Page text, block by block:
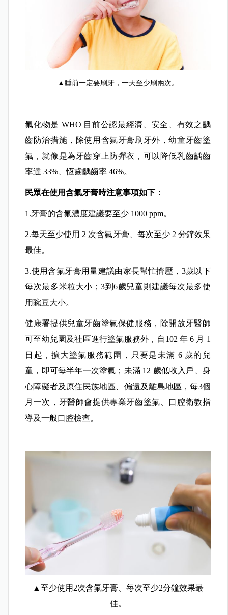
▲睡前一定要刷牙，一天至少刷兩次。
氟化物是 WHO 目前公認最經濟、安全、有效之齲
齒防治措施，除使用含氟牙膏刷牙外，幼童牙齒塗
氟，就像是為牙齒穿上防彈衣，可以降低乳齒齲齒
率達 33%、恆齒齲齒率 46%。
民眾在使用含氟牙膏時注意事項如下：
1.牙膏的含氟濃度建議要至少 1000 ppm。
2.每天至少使用 2 次含氟牙膏、每次至少 2 分鐘效果
最佳。
3.使用含氟牙膏用量建議由家長幫忙擠壓，3歲以下
每次最多米粒大小；3到6歲兒童則建議每次最多使
用豌豆大小。
健康署提供兒童牙齒塗氟保健服務，除開放牙醫師
可至幼兒園及社區進行塗氟服務外，自102 年 6 月 1
日起，擴大塗氟服務範圍，只要是未滿 6 歲的兒
童，即可每半年一次塗氟；未滿 12 歲低收入戶、身
心障礙者及原住民族地區、偏遠及離島地區，每3個
月一次，牙醫師會提供專業牙齒塗氟、口腔衛教指
導及一般口腔檢查。
▲至少使用2次含氟牙膏、每次至少2分鐘效果最
佳。